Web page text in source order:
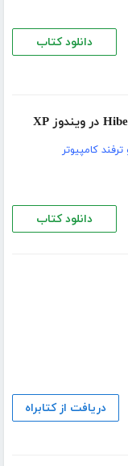
دانلود کتاب
کامپیوتر
دانلود کتاب
دریافت از کتابراه